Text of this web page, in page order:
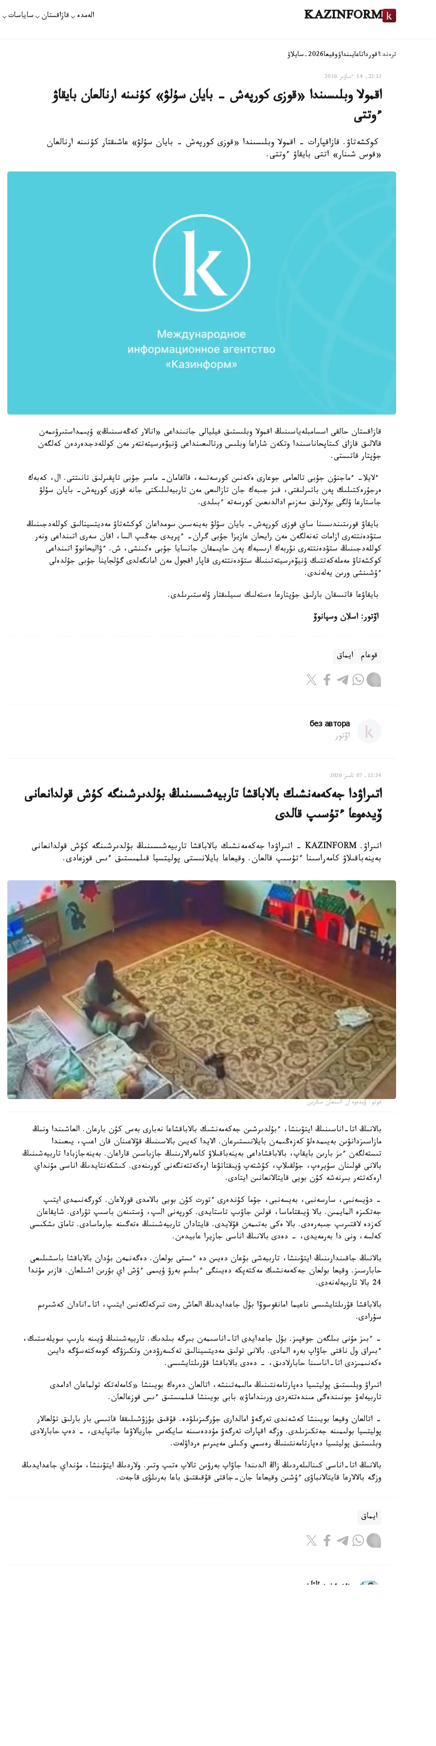
KAZINFORM الەمدە قازاقستان ساياسات
ترەند:اقورداتاعايىنداۋوقيعا2026-سايلاۋ
22:12, 14 ءساۋىر 2016
اقمولا وبلىسىندا «قوزى كورپەش - بايان سۇلۋ» كۇنىنە ارنالعان بايقاۋ
ءوتتى
كوكشەتاۋ. قازاقپارات - اقمولا وبلىسىندا «قوزى كورپەش - بايان سۇلۋ» عاشىقتار كۇنىنە ارنالعان
«قوس شىنار» اتتى بايقاۋ ءوتتى.
قازاقستان حالقى اسسامبلەياسىنىڭ اقمولا وبلىستىق فيليالى جانىنداعى «انالار كەڭەسىنىڭ» ۇيىمداستىرۋىمەن
قالالىق قازاق كىتاپحاناسىندا وتكەن شاراعا وبلىس ورتالىعىنداعى ۋنيۆەرسيتەتتەر مەن كوللەدجدەردەن كەلگەن
جۇپتار قاتىستى.
ءلايلا- ءماجنۇن جۇبى تالعامى جوعارى ەكەنىن كورسەتسە، قالقامان- مامىر جۇبى تاپقىرلىق تانىتتى. ال، كەبەك
ەرجۇرەكتىلىك پەن باتىرلىقتى، قىز جىبەك جان تازالىعى مەن تاربيەلىلىكتى جانە قوزى كورپەش- بايان سۇلۋ
جاستارعا ۇلگى بولارلىق سەزىم ادالدىعىن كورسەتە ءبىلدى.
بايقاۋ قورىتىندىسىنا ساي قوزى كورپەش- بايان سۇلۋ بەينەسىن سومداعان كوكشەتاۋ مەديتسينالىق كوللەدجىنىڭ
ستۋدەنتتەرى ازامات تەنەلگەن مەن رايحان عازيزا جۇبى گران- ءپريدى جەڭىپ السا، اقان سەرى اتىنداعى ونەر
كوللەدجىنىڭ ستۋدەنتتەرى نۇربەك ارىسبەك پەن حايىمقان جانسايا جۇبى ەكىنشى، ش. ءۋاليحانوۆ اتىنداعى
كوكشەتاۋ مەملەكەتتىك ۋنيۆەرسيتەتىنىڭ ستۋدەنتتەرى قاپار اقجول مەن امانگەلدى گۇلجاينا جۇبى جۇلدەلى
ءۇشىنشى ورىن يەلەندى.
بايقاۋعا قاتىسقان بارلىق جۇپتارعا ەستەلىك سىيلىقتار ۇلەستىرىلدى.
اۆتور: اسلان وسپانوۆ
قوعام ايماق
без автора
اۆتور
12:24, 07 تامىز 2026
اتىراۋدا جەكەمەنشىك بالاباقشا تاربيەشىسىنىڭ بۇلدىرشىنگە كۇش قولدانعانى
ۆيدەوعا ءتۇسىپ قالدى
اتىراۋ. KAZINFORM - اتىراۋدا جەكەمەنشىك بالاباقشا تاربيەشىسىنىڭ بۇلدىرشىنگە كۇش قولدانعانى
بەينەباقىلاۋ كامەراسىنا ءتۇسىپ قالعان. وقيعاعا بايلانىستى پوليتسيا قىلمىستىق ءىس قوزعادى.
فوتو: ۆيدەودان الىنعان سكرين
بالانىڭ اتا-اناسىنىڭ ايتۋىنشا، ءبۇلدىرشىن جەكەمەنشىك بالاباقشاعا نەبارى بەس كۇن بارعان. العاشىندا ونىڭ
مازاسىزدانۋىن بەيىمدەلۋ كەزەڭىمەن بايلانىستىرعان. الايدا كەيىن بالاسىنىڭ قۇلاعىنان قان اعىپ، يىعىندا
تىستەلگەن ءىز بارىن بايقاپ، بالاباقشاداعى بەينەباقىلاۋ كامەرالارىنىڭ جازباسىن قاراعان. بەينەجازبادا تاربيەشىنىڭ
بالانى قولىنان سۇيرەپ، جۇلقىلاپ، كۇشتەپ ۇيىقتاتۋعا ارەكەتتەنگەنى كورىنەدى. كىشكەنتايدىڭ اناسى مۇنداي
ارەكەتتەر بىرنەشە كۇن بويى قايتالانعانىن ايتادى.
- دۇيسەنبى، سارسەنبى، بەيسەنبى، جۇما كۇندەرى ءتورت كۇن بويى بالامدى قورلاعان. كورگەنىمدى ايتىپ
جەتكىزە المايمىن. بالا ۇيىقتاماسا، قولىن جاۋىپ تاستايدى. كورپەنى الىپ، ۇستىنەن باسىپ تۇرادى. شايقاعان
كەزدە لاقتىرىپ جىبەرەدى. بالا ەكى بەتىمەن قۇلايدى. قايتادان تاربيەشىنىڭ ەتەگىنە جارماسادى. تاماق ىشكىسى
كەلسە، ونى دا بەرمەيدى، - دەدى بالانىڭ اناسى جازيرا عابيدەن.
بالانىڭ جاقىندارىنىڭ ايتۋىنشا، تاربيەشى بۇعان دەيىن دە ءىستى بولعان. دەگەنمەن بۇدان بالاباقشا باسشىلىعى
حابارسىز. وقيعا بولعان جەكەمەنشىك مەكتەپكە دەيىنگى ءبىلىم بەرۋ ۇيىمى ءۇش اي بۇرىن اشىلعان. قازىر مۇندا
24 بالا تاربيەلەنەدى.
بالاباقشا قۇرىلتايشىسى ناعيما امانقوسوۆا بۇل جاعدايدىڭ العاش رەت تىركەلگەنىن ايتىپ، اتا-انادان كەشىرىم
سۇرادى.
- ءبىز مۇنى بىلگەن جوقپىز. بۇل جاعدايدى اتا-اناسىمەن بىرگە بىلدىك. تاربيەشىنىڭ ۇيىنە بارىپ سويلەستىك،
ءبىراق ول ناقتى جاۋاپ بەرە المادى. بالانى تولىق مەديتسينالىق تەكسەرۋدەن وتكىزۋگە كومەكتەسۋگە دايىن
ەكەنىمىزدى اتا-اناسىنا حابارلادىق، - دەدى بالاباقشا قۇرىلتايشىسى.
اتىراۋ وبلىستىق پوليتسيا دەپارتامەنتىنىڭ مالىمەتىنشە، اتالعان دەرەك بويىنشا «كامەلەتكە تولماعان ادامدى
تاربيەلەۋ جونىندەگى مىندەتتەردى ورىنداماۋ» بابى بويىنشا قىلمىستىق ءىس قوزعالعان.
- اتالعان وقيعا بويىنشا كەشەندى تەرگەۋ امالدارى جۇرگىزىلۋدە. قۇقىق بۇزۋشىلىققا قاتىسى بار بارلىق تۇلعالار
پوليتسيا بولىمىنە جەتكىزىلدى. وزگە اقپارات تەرگەۋ مۇددەسىنە سايكەس جاريالاۋعا جاتپايدى، - دەپ حابارلادى
وبلىستىق پوليتسيا دەپارتامەنتىنىڭ رەسمي وكىلى مەيىرىم ەرداۋلەت.
بالانىڭ اتا-اناسى كىنالىلەردىڭ زاڭ الدىندا جاۋاپ بەرۋىن تالاپ ەتىپ وتىر. ولاردىڭ ايتۋىنشا، مۇنداي جاعدايدىڭ
وزگە بالالارعا قايتالانباۋى ءۇشىن وقيعاعا جان-جاقتى قۇقىقتىق باعا بەرىلۋى قاجەت.
ايماق
بەيسەن سۇلتان